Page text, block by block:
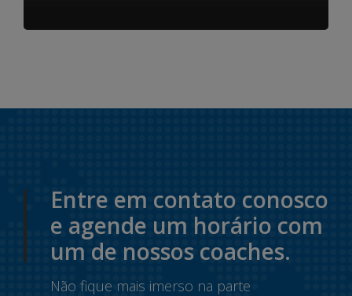
Entre em contato conosco
e agende um horário com
um de nossos coaches.
Não fique mais imerso na parte